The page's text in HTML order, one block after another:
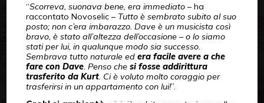
“Scorreva, suonava bene, era immediato– ha
raccontato Novoselic – Tutto è sembrato subito al suo
posto; non c’era imbarazzo. Dave è un musicista così
bravo, è stato all’altezza dell’occasione – o lo siamo
stati per lui, in qualunque modo sia successo.
Sembrava tutto naturale edera facile avere a che
fare con Dave. Penso che si fosse addirittura
trasferito da Kurt. Ci è voluto molto coraggio per
trasferirsi in un appartamento con lui!”.